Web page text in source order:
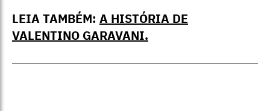
LEIA TAMBÉM: A HISTÓRIA DE
VALENTINO GARAVANI.